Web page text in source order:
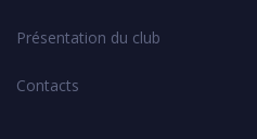
Présentation du club
Contacts